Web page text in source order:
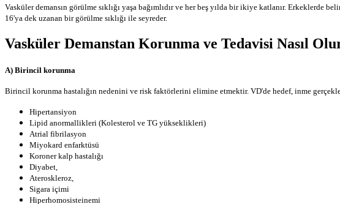
Vasküler demansın görülme sıklığı yaşa bağımlıdır ve her beş yılda bir ikiye katla­nır. Erkeklerde
16'ya dek uzanan bir görülme sıklığı ile seyreder.
Vasküler Demanstan Korunma ve Tedavisi Nasıl
A) Birincil korunma
Birincil korunma hastalığın nedenini ve risk faktörlerini elimine etmektir. VD'de hedef, inme
Hipertansiyon
Lipid anormallikleri (Kolesterol ve TG yükseklikleri)
Atrial fibrilasyon
Miyokard enfarktüsü
Koroner kalp hastalığı
Diyabet,
Ateroskleroz,
Sigara içimi
Hiperhomosisteinemi